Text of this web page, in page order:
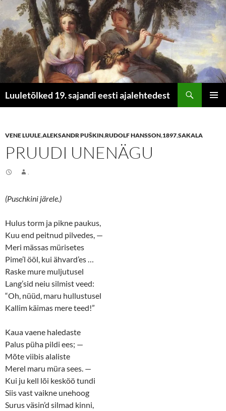
Luuletõlked 19. sajandi eesti ajalehtedest
VENE LUULE,ALEKSANDR PUŠKIN,RUDOLF HANSSON,1897,SAKALA
PRUUDI UNENÄGU
(Puschkini järele.)
Hulus torm ja pikne paukus,
Kuu end peitnud pilvedes, —
Meri mässas mürisetes
Pime’l ööl, kui ähvard’es …
Raske mure muljutusel
Lang’sid neiu silmist veed:
“Oh, nüüd, maru hullustusel
Kallim käimas mere teed!”
Kaua vaene haledaste
Palus püha pildi ees; —
Mõte viibis alaliste
Merel maru müra sees. —
Kui ju kell lõi kesköö tundi
Siis vast vaikne unehoog
Surus väsin’d silmad kinni,